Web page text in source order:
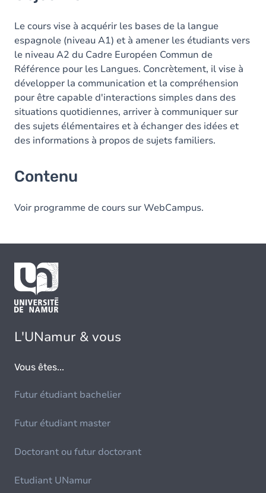
Le cours vise à acquérir les bases de la langue
espagnole (niveau A1) et à amener les étudiants vers
le niveau A2 du Cadre Européen Commun de
Référence pour les Langues. Concrètement, il vise à
développer la communication et la compréhension
pour être capable d'interactions simples dans des
situations quotidiennes, arriver à communiquer sur
des sujets élémentaires et à échanger des idées et
des informations à propos de sujets familiers.
Contenu
Voir programme de cours sur WebCampus.
L'UNamur & vous
Vous êtes...
Futur étudiant bachelier
Futur étudiant master
Doctorant ou futur doctorant
Etudiant UNamur